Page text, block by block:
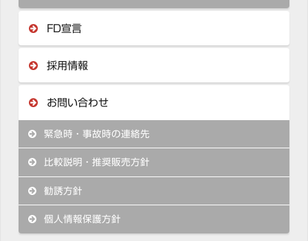
FD宣言
採用情報
お問い合わせ
緊急時・事故時の連絡先
比較説明・推奨販売方針
勧誘方針
個人情報保護方針